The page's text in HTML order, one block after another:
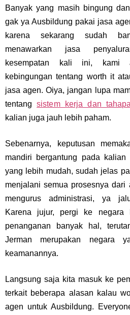
Banyak yang masih bingung
gak ya Ausbildung pakai jasa
karena sekarang sudah
menawarkan jasa
kesempatan kali ini, kami
kebingungan tentang worth it
jasa agen. Oiya, jangan lupa
tentangsistem kerja dan
kalian juga jauh lebih paham.
Sebenarnya, keputusan
mandiri bergantung pada
yang lebih mudah, sudah jelas
menjalani semua prosesnya dari
mengurus administrasi, ya
Karena jujur, pergi ke negara
penanganan banyak hal,
Jerman merupakan negara
keamanannya.
Langsung saja kita masuk ke
terkait beberapa alasan kalau
agen untuk Ausbildung.